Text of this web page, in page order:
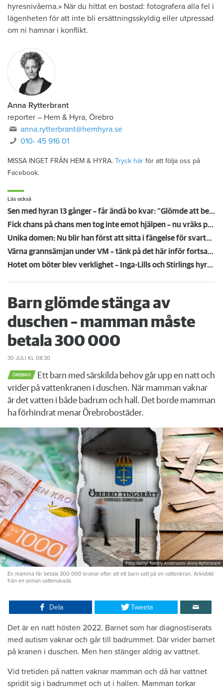
hyresnivåerna.» När du hittat en bostad: fotografera alla fel i
lägenheten för att inte bli ersättningsskyldig eller utpressad
om ni hamnar i konflikt.
Anna Rytterbrant
reporter – Hem & Hyra, Örebro
anna.rytterbrant@hemhyra.se
010- 45 916 01
MISSA INGET FRÅN HEM & HYRA. Tryck här för att följa oss på
Facebook.
Läs också
Sen med hyran 13 gånger – får ändå bo kvar: "Glömde att betala"
Fick chans på chans men tog inte emot hjälpen – nu vräks paret: ”Tragiskt"
Unika domen: Nu blir han först att sitta i fängelse för svartuthyrning
Värna grannsämjan under VM – tänk på det här inför fortsatta nattmatcher
Hotet om böter blev verklighet – Inga-Lills och Stirlings hyresvärdar får betala 75 000: ”Herregud så onödigt”
Barn glömde stänga av
duschen – mamman måste
betala 300 000
30 JULI KL 08:30
ÖREBRO
Ett barn med särskilda behov går upp en natt och
vrider på vattenkranen i duschen. När mamman vaknar
är det vatten i både badrum och hall. Det borde mamman
ha förhindrat menar Örebrobostäder.
Foto: Getty/ Tommy Andersson/ Anna Rytterbrant
En mamma får betala 300 000 kronor efter att ett barn satt på en vattenkran. Arkivbild
från en annan vattenskada.
Dela Tweeta
Det är en natt hösten 2022. Barnet som har diagnostiserats
med autism vaknar och går till badrummet. Där vrider barnet
på kranen i duschen. Men hen stänger aldrig av vattnet.
Vid tretiden på natten vaknar mamman och då har vattnet
spridit sig i badrummet och ut i hallen. Mamman torkar